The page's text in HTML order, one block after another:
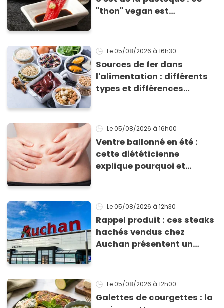
"thon" vegan est
Le 05/08/2026 à 16h30
Sources de fer dans
l'alimentation : différents
types et différences
Le 05/08/2026 à 16h00
Ventre ballonné en été :
cette diététicienne
explique pourquoi et
Le 05/08/2026 à 12h30
Rappel produit : ces steaks
hachés vendus chez
Auchan présentent un
Le 05/08/2026 à 12h00
Galettes de courgettes : la